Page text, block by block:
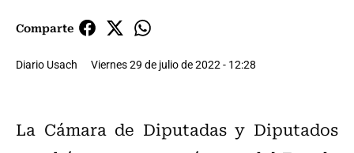
Comparte
Diario Usach Viernes 29 de julio de 2022 - 12:28
La Cámara de Diputadas y Diputados